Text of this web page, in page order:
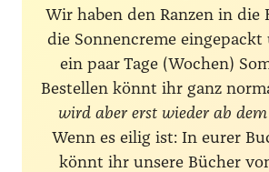
Wir haben den Ranzen in die
die Sonnencreme eingepackt
ein paar Tage (Wochen)
Bestellen könnt ihr ganz
wird aber erst wieder ab dem
Wenn es eilig ist: In eurer
könnt ihr unsere Bücher